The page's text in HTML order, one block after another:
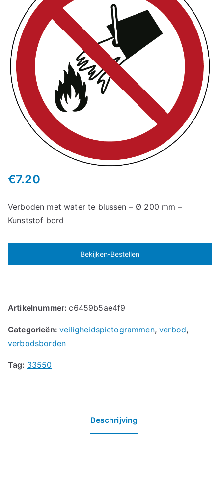
€7.20
Verboden met water te blussen – Ø 200 mm –
Kunststof bord
Bekijken-Bestellen
Artikelnummer:c6459b5ae4f9
Categorieën:veiligheidspictogrammen,verbod,
verbodsborden
Tag: 33550
Beschrijving